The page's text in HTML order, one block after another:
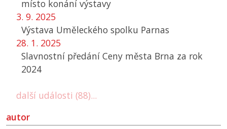
místo konání výstavy
3. 9. 2025
Výstava Uměleckého spolku Parnas
28. 1. 2025
Slavnostní předání Ceny města Brna za rok
2024
další události (88)...
autor